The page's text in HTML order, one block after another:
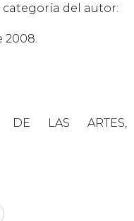
del autor:
DE LAS ARTES,